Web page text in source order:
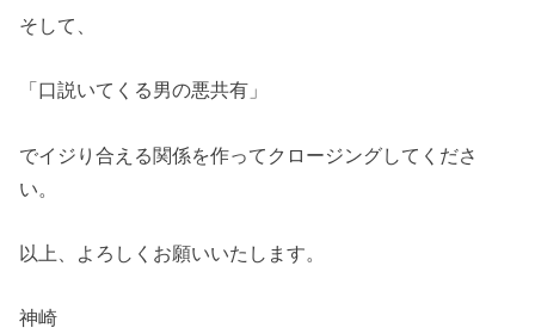
そして、
「口説いてくる男の悪共有」
でイジり合える関係を作ってクロージングしてくださ
い。
以上、よろしくお願いいたします。
神崎